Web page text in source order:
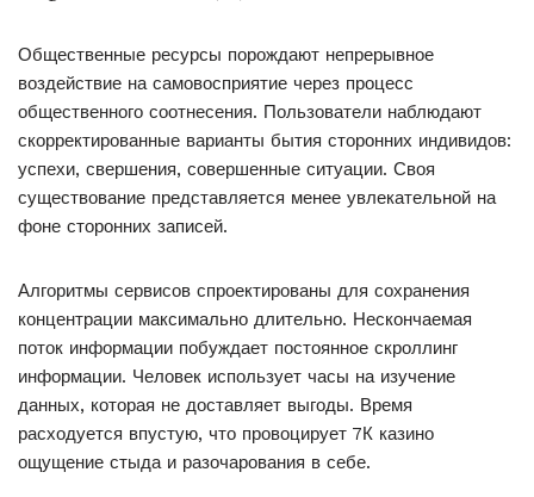
Общественные ресурсы порождают непрерывное
воздействие на самовосприятие через процесс
общественного соотнесения. Пользователи наблюдают
скорректированные варианты бытия сторонних индивидов:
успехи, свершения, совершенные ситуации. Своя
существование представляется менее увлекательной на
фоне сторонних записей.
Алгоритмы сервисов спроектированы для сохранения
концентрации максимально длительно. Нескончаемая
поток информации побуждает постоянное скроллинг
информации. Человек использует часы на изучение
данных, которая не доставляет выгоды. Время
расходуется впустую, что провоцирует 7К казино
ощущение стыда и разочарования в себе.